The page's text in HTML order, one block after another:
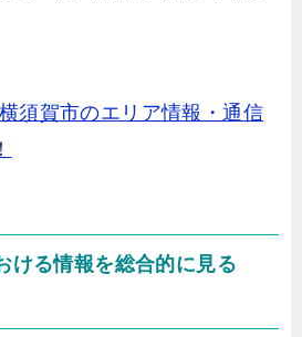
須賀市のエリア情報・通信
ける情報を総合的に見る